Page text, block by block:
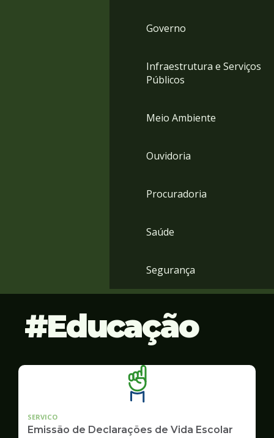
Governo
Infraestrutura e Serviços
Públicos
Meio Ambiente
Ouvidoria
Procuradoria
Saúde
Segurança
Educação
SERVICO
Emissão de Declarações de Vida Escolar